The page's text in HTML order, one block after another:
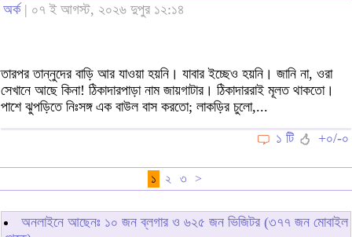
অর্ক| ০৭ ই আগস্ট, ২০২৬ দুপুর ১২:১৪
তারপর তান্নুদের বাড়ি আর যাওয়া হয়নি। যাবার ইচ্ছেও হয়নি। জানি না, ওরা
সেখানে আছে কিনা! ঠিকাদারপাড়া নাম জায়গাটার। ঠিকাদাররাই মূলত থাকতো।
পাশে ঝুপড়িতে নিঃসঙ্গ এক বাউল বাস করতো; লাকড়ির চুলো,...
১ টি
+০/-০
১ ২ ৩ >
অনলাইনে আছেনঃ ১০ জন ব্লগার ও ৬২৫ জন ভিজিটর (৩৭৭ জন মোবাইল